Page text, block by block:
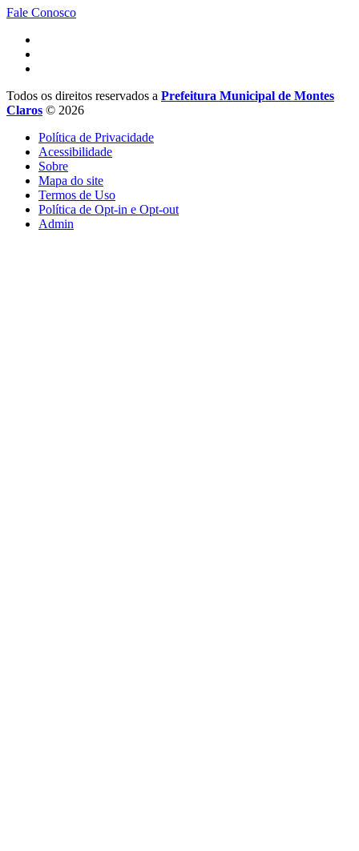
Fale Conosco
Todos os direitos reservados a Prefeitura Municipal de Montes
Claros © 2026
Política de Privacidade
Acessibilidade
Sobre
Mapa do site
Termos de Uso
Política de Opt-in e Opt-out
Admin